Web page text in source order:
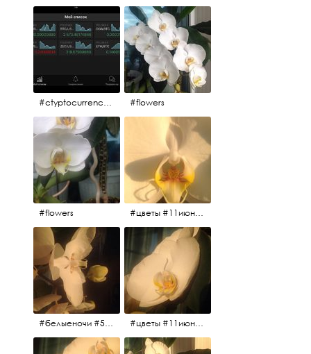
#ctyptocurrency #btc #eth #flowers
#flowers #цветы #11июня2017 #5утра #белыеночи
#белыеночи #5утра #11июня2017 #цветы #цветы #11июня2017 #5утра #белыеночи